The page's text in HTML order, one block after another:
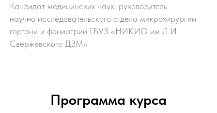
Кандидат медицинских наук, руководитель
научно исследовательского отдела микрохирургии
гортани и фониатрии ГБУЗ «НИКИО им Л.И.
Свержевского ДЗМ»
Программа курса